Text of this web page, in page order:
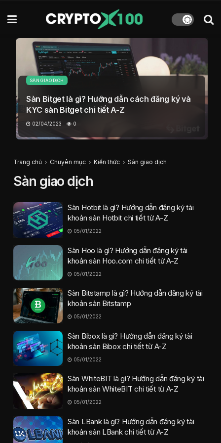
SÀN GIAO DỊCH
Sàn Bitget là gì? Hướng dẫn cách đăng ký và
KYC sàn Bitget chi tiết A-Z
02/04/2023 0
Trang chủ Chuyên mục Kiến thức Sàn giao dịch
Sàn giao dịch
Sàn Hotbit là gì? Hướng dẫn đăng ký tài
khoản sàn Hotbit chi tiết từ A-Z
05/01/2022
Sàn Hoo là gì? Hướng dẫn đăng ký tài
khoản sàn Hoo.com chi tiết từ A-Z
05/01/2022
Sàn Bitstamp là gì? Hướng dẫn đăng ký tài
khoản sàn Bitstamp
05/01/2022
Sàn Bibox là gì? Hướng dẫn đăng ký tài
khoản sàn Bibox chi tiết từ A-Z
05/01/2022
Sàn WhiteBIT là gì? Hướng dẫn đăng ký tài
khoản sàn WhiteBIT chi tiết từ A-Z
05/01/2022
Sàn LBank là gì? Hướng dẫn đăng ký tài
khoản sàn LBank chi tiết từ A-Z